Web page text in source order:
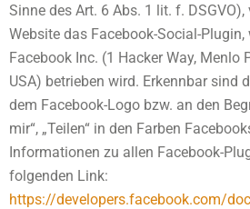
Sinne des Art. 6 Abs. 1 lit. f.
Website das Facebook-Social-Plugin,
Facebook Inc. (1 Hacker Way, Menlo
USA) betrieben wird. Erkennbar sind
dem Facebook-Logo bzw. an den
mir“, „Teilen“ in den Farben
Informationen zu allen Facebook-
folgenden Link:
https://developers.facebook.com/